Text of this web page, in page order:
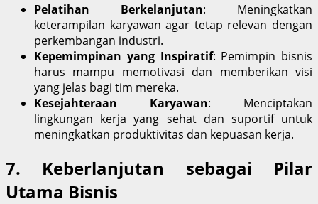
Pelatihan Berkelanjutan: Meningkatkan
keterampilan karyawan agar tetap relevan dengan
perkembangan industri.
Kepemimpinan yang Inspiratif: Pemimpin bisnis
harus mampu memotivasi dan memberikan visi
yang jelas bagi tim mereka.
Kesejahteraan Karyawan: Menciptakan
lingkungan kerja yang sehat dan suportif untuk
meningkatkan produktivitas dan kepuasan kerja.
7. Keberlanjutan sebagai Pilar
Utama Bisnis